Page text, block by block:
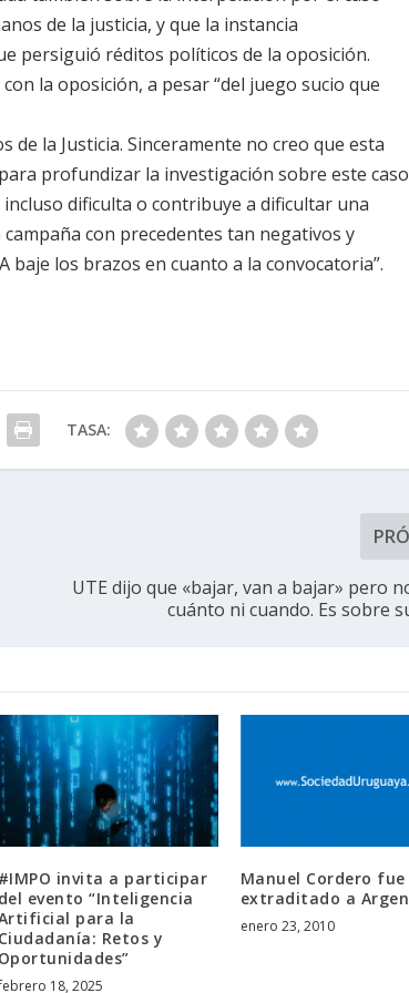
de la justicia, y que la instancia
persiguió réditos políticos de la oposición.
la oposición, a pesar “del juego sucio que
de la Justicia. Sinceramente no creo que esta
profundizar la investigación sobre este
dificulta o contribuye a dificultar una
con precedentes tan negativos y
baje los brazos en cuanto a la convocatoria”.
TASA:
UTE dijo que «bajar, van a bajar» pero
cuánto ni cuando. Es sobre
#IMPO invita a participar
del evento “Inteligencia
para la
Ciudadanía: Retos y
Oportunidades”
18, 2025
Manuel Cordero fue
extraditado a
enero 23, 2010